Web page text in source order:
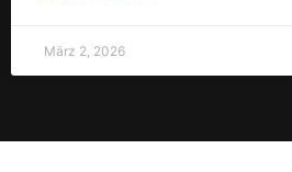
März 2, 2026